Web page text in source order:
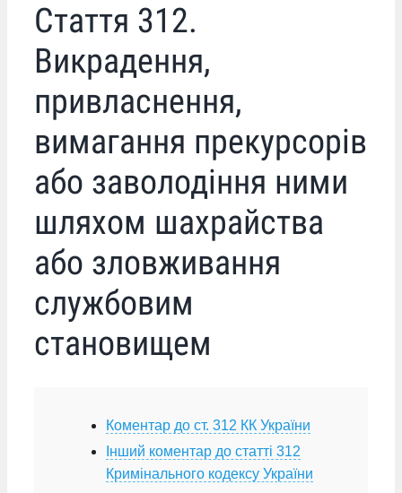
Стаття 312.
Викрадення,
привласнення,
вимагання прекурсорів
або заволодіння ними
шляхом шахрайства
або зловживання
службовим
становищем
Коментар до ст. 312 КК України
Інший коментар до статті 312
Кримінального кодексу України